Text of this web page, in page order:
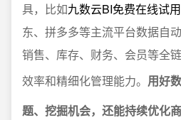
具，比如九数云BI免费在线试用
东、拼多多等主流平台数据自
销售、库存、财务、会员等全
效率和精细化管理能力。 用好
题、挖掘机会，还能持续优化